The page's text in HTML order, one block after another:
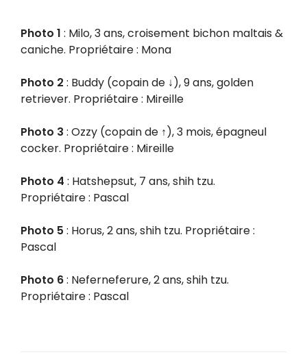
Photo 1 : Milo, 3 ans, croisement bichon maltais &
caniche. Propriétaire : Mona
Photo 2 : Buddy (copain de ↓), 9 ans, golden
retriever. Propriétaire : Mireille
Photo 3 : Ozzy (copain de ↑), 3 mois, épagneul
cocker. Propriétaire : Mireille
Photo 4 : Hatshepsut, 7 ans, shih tzu.
Propriétaire : Pascal
Photo 5 : Horus, 2 ans, shih tzu. Propriétaire :
Pascal
Photo 6: Neferneferure, 2 ans, shih tzu.
Propriétaire : Pascal